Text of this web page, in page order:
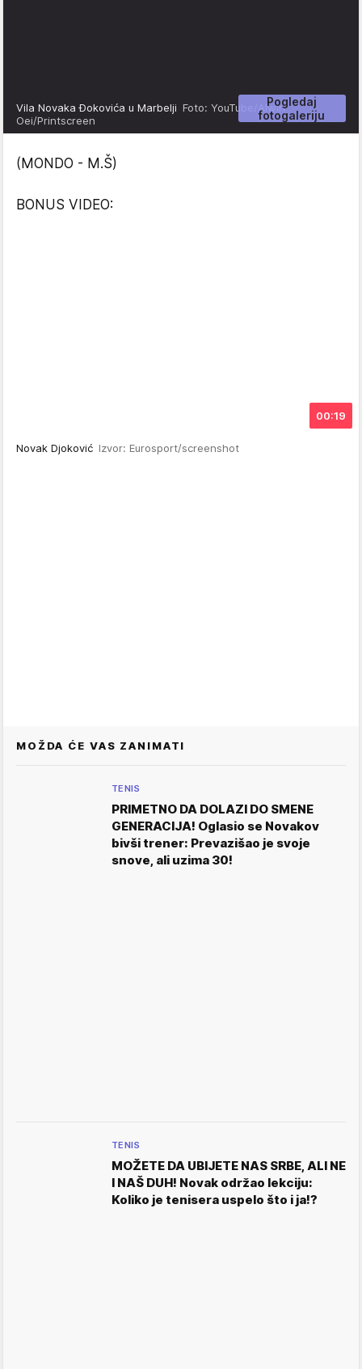
Pogledaj
fotogaleriju
Vila Novaka Đokovića u Marbelji Foto: YouTube/Alwin
Oei/Printscreen
(MONDO - M.Š)
BONUS VIDEO:
00:19
Novak Djoković Izvor: Eurosport/screenshot
MOŽDA ĆE VAS ZANIMATI
TENIS
PRIMETNO DA DOLAZI DO SMENE
GENERACIJA! Oglasio se Novakov
bivši trener: Prevazišao je svoje
snove, ali uzima 30!
TENIS
MOŽETE DA UBIJETE NAS SRBE, ALI NE
I NAŠ DUH! Novak održao lekciju:
Koliko je tenisera uspelo što i ja!?